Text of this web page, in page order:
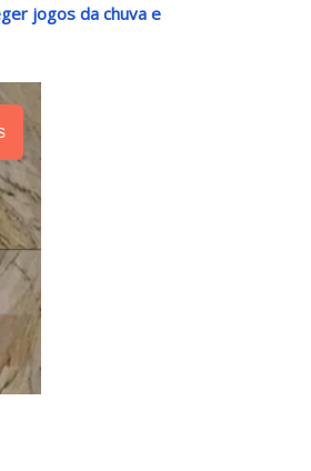
jogos da chuva e